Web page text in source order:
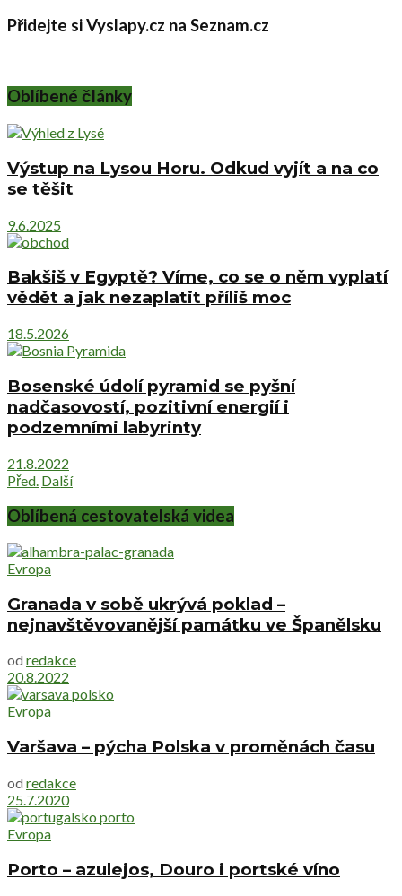
Přidejte si Vyslapy.cz na Seznam.cz
Oblíbené články
Výstup na Lysou Horu. Odkud vyjít a na co
se těšit
9.6.2025
Bakšiš v Egyptě? Víme, co se o něm vyplatí
vědět a jak nezaplatit příliš moc
18.5.2026
Bosenské údolí pyramid se pyšní
nadčasovostí, pozitivní energií i
podzemními labyrinty
21.8.2022
Před. Další
Oblíbená cestovatelská videa
Evropa
Granada v sobě ukrývá poklad –
nejnavštěvovanější památku ve Španělsku
od redakce
20.8.2022
Evropa
Varšava – pýcha Polska v proměnách času
od redakce
25.7.2020
Evropa
Porto – azulejos, Douro i portské víno